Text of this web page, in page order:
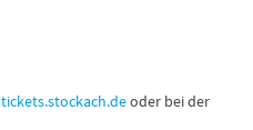
tickets.stockach.deoder bei der